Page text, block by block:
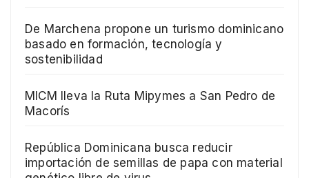
De Marchena propone un turismo dominicano
basado en formación, tecnología y
sostenibilidad
MICM lleva la Ruta Mipymes a San Pedro de
Macorís
República Dominicana busca reducir
importación de semillas de papa con material